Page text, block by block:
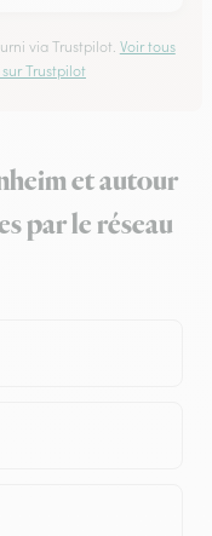
via Trustpilot. Voir tous
Trustpilot
et autour
par le réseau